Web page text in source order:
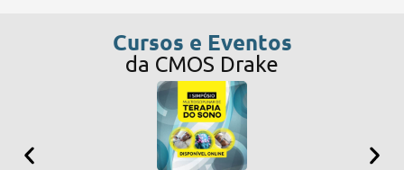
Cursos e Eventos
da CMOS Drake